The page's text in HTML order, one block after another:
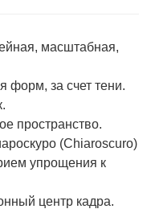
масштабная,
форм, за счет тени.
пространство.
(Chiaroscuro)
упрощения к
центр кадра.